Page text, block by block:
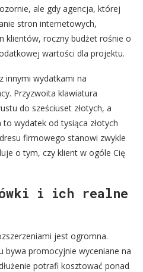
ale gdy agencja, której
stron internetowych,
klientów, roczny budżet rośnie o
wartości dla projektu.
innymi wydatkami na
Przyzwoita klawiatura
do sześciuset złotych, a
wydatek od tysiąca złotych
firmowego stanowi zwykle
o tym, czy klient w ogóle Cię
i ich realne
jest ogromna.
bywa promocyjnie wyceniane na
potrafi kosztować ponad